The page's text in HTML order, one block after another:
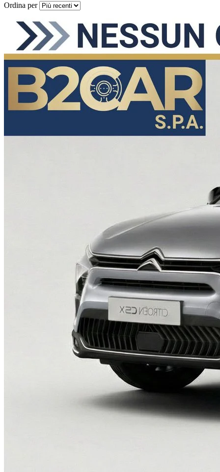
Ordina per